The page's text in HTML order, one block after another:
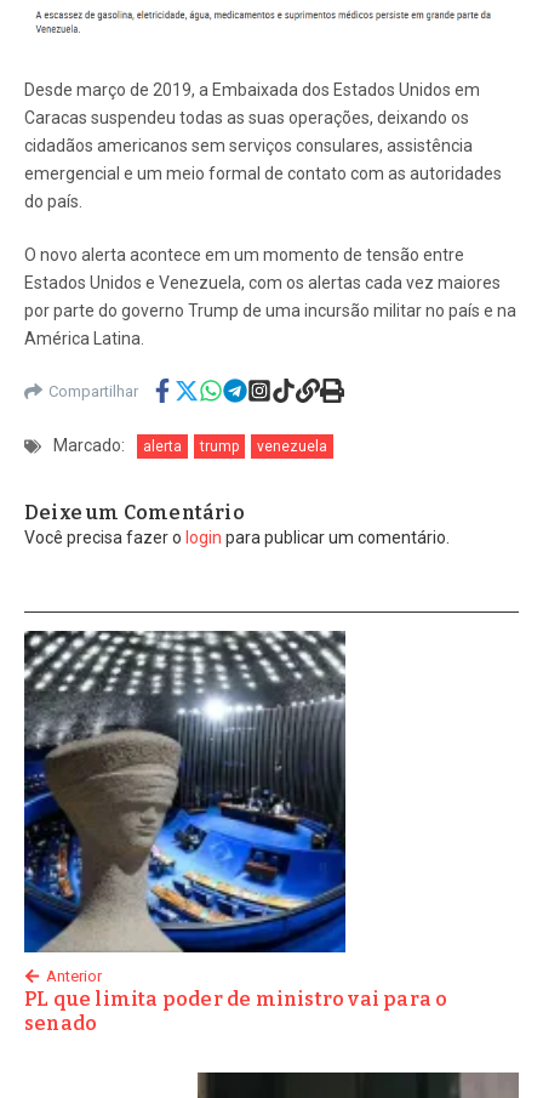
Desde março de 2019, a Embaixada dos Estados Unidos em
Caracas suspendeu todas as suas operações, deixando os
cidadãos americanos sem serviços consulares, assistência
emergencial e um meio formal de contato com as autoridades
do país.
O novo alerta acontece em um momento de tensão entre
Estados Unidos e Venezuela, com os alertas cada vez maiores
por parte do governo Trump de uma incursão militar no país e na
América Latina.
Compartilhar
Marcado: alerta trump venezuela
Deixe um Comentário
Você precisa fazer o login para publicar um comentário.
Anterior
PL que limita poder de ministro vai para o
senado